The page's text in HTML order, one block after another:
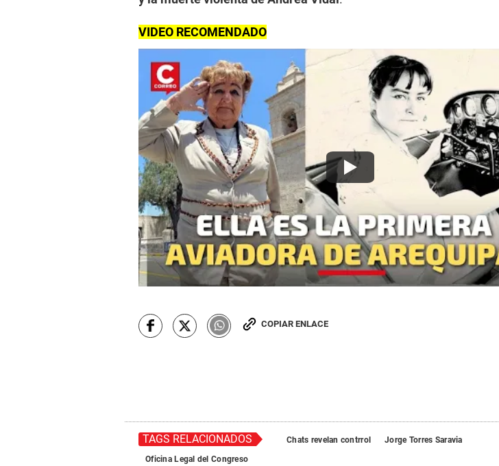
VIDEO RECOMENDADO
COPIAR ENLACE
TAGS RELACIONADOS Chats revelan contrrol
Jorge Torres Saravia
Oficina Legal del Congreso